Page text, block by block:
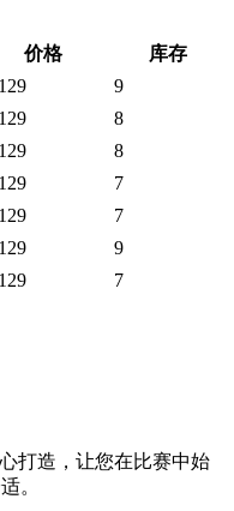
价格
库存
9
8
8
7
7
9
7
打造，让您在比赛中始
。